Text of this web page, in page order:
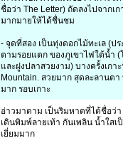
ชื่อว่า The Letter) ถัดลงไปจากเ
มากมายให้ได้ชื่นชม
- จุดที่สอง เป็นทุ่งดอกไม้ทะเล (ป
ตามรอยแตก ของภูเขาไฟใต้น้ำ
และฝูงปลาสวยงาม) บางครั้งเกา
Mountain. สวยมาก สุดละลานตา
มาก รอบเกาะ
อ่าวมาดาม เป็นริมหาดที่ได้ชื่อว่
เดินพิมพ์ลายเท้า กันเพลิน น้ำใส
เยี่ยมมาก